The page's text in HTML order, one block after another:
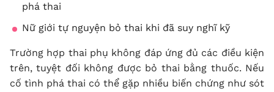
phá thai
Nữ giới tự nguyện bỏ thai khi đã suy nghĩ kỹ
Trường hợp thai phụ không đáp ứng đủ các điều kiện
trên, tuyệt đối không được bỏ thai bằng thuốc. Nếu
cố tình phá thai có thể gặp nhiều biến chứng như sót